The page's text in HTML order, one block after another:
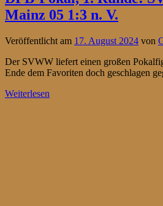
Mainz 05 1:3 n. V.
Veröffentlicht am 17. August 2024 von
Der SVWW liefert einen großen
Ende dem Favoriten doch geschlagen
Weiterlesen